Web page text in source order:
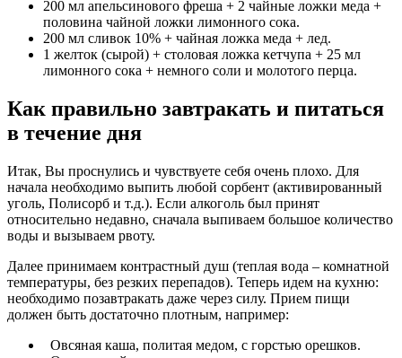
200 мл апельсинового фреша + 2 чайные ложки меда +
половина чайной ложки лимонного сока.
200 мл сливок 10% + чайная ложка меда + лед.
1 желток (сырой) + столовая ложка кетчупа + 25 мл
лимонного сока + немного соли и молотого перца.
Как правильно завтракать и питаться
в течение дня
Итак, Вы проснулись и чувствуете себя очень плохо. Для
начала необходимо выпить любой сорбент (активированный
уголь, Полисорб и т.д.). Если алкоголь был принят
относительно недавно, сначала выпиваем большое количество
воды и вызываем рвоту.
Далее принимаем контрастный душ (теплая вода – комнатной
температуры, без резких перепадов). Теперь идем на кухню:
необходимо позавтракать даже через силу. Прием пищи
должен быть достаточно плотным, например:
Овсяная каша, политая медом, с горстью орешков.